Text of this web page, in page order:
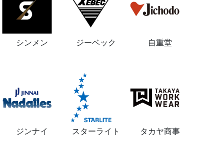
シンメン ジーベック 自重堂
ジンナイ スターライト タカヤ商事